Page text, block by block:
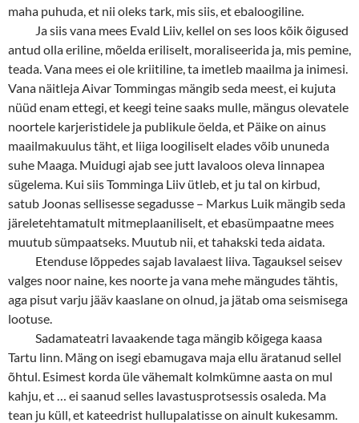
maha puhuda, et nii oleks tark, mis siis, et ebaloogiline.
Ja siis vana mees Evald Liiv, kellel on ses loos kõik õigused
antud olla eriline, mõelda eriliselt, moraliseerida ja, mis pemine,
teada. Vana mees ei ole kriitiline, ta imetleb maailma ja inimesi.
Vana näitleja Aivar Tommingas mängib seda meest, ei kujuta
nüüd enam ettegi, et keegi teine saaks mulle, mängus olevatele
noortele karjeristidele ja publikule öelda, et Päike on ainus
maailmakuulus täht, et liiga loogiliselt elades võib ununeda
suhe Maaga. Muidugi ajab see jutt lavaloos oleva linnapea
sügelema. Kui siis Tomminga Liiv ütleb, et ju tal on kirbud,
satub Joonas sellisesse segadusse – Markus Luik mängib seda
järeletehtamatult mitmeplaaniliselt, et ebasümpaatne mees
muutub sümpaatseks. Muutub nii, et tahakski teda aidata.
Etenduse lõppedes sajab lavalaest liiva. Tagauksel seisev
valges noor naine, kes noorte ja vana mehe mängudes tähtis,
aga pisut varju jääv kaaslane on olnud, ja jätab oma seismisega
lootuse.
Sadamateatri lavaakende taga mängib kõigega kaasa
Tartu linn. Mäng on isegi ebamugava maja ellu äratanud sellel
õhtul. Esimest korda üle vähemalt kolmkümne aasta on mul
kahju, et … ei saanud selles lavastusprotsessis osaleda. Ma
tean ju küll, et kateedrist hullupalatisse on ainult kukesamm.